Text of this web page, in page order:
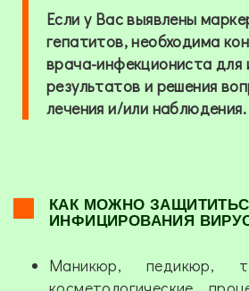
Если у Вас выявлены
гепатитов, необходима
врача-инфекциониста для
результатов и решения
лечения и/или наблюдения.
КАК МОЖНО
ИНФИЦИРОВАНИЯ
Маникюр, педикюр,